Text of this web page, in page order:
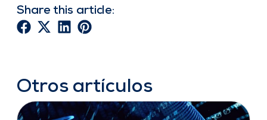
Share this article:
Otros artículos